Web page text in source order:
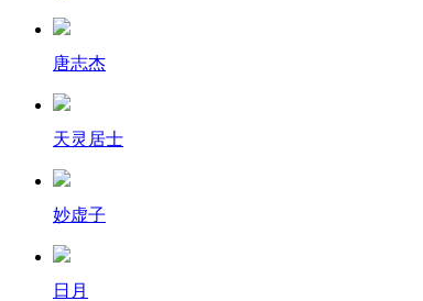
唐志杰
天灵居士
妙虚子
日月